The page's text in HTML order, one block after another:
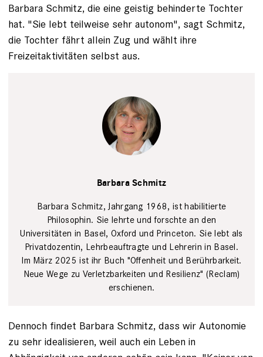
Barbara Schmitz, die eine geistig behinderte Tochter
hat. "Sie lebt teilweise sehr autonom", sagt Schmitz,
die Tochter fährt allein Zug und wählt ihre
Freizeitaktivitäten selbst aus.
Barbara Schmitz
Barbara Schmitz, Jahrgang 1968, ist habilitierte
Philosophin. Sie lehrte und forschte an den
Universitäten in Basel, Oxford und Princeton. Sie lebt als
Privatdozentin, Lehrbeauftragte und Lehrerin in Basel.
Im März 2025 ist ihr Buch "Offenheit und Berührbarkeit.
Neue Wege zu Verletzbarkeiten und Resilienz" (Reclam)
erschienen.
Dennoch findet Barbara Schmitz, dass wir Autonomie
zu sehr idealisieren, weil auch ein Leben in